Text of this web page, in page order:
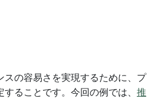
スの容易さを実現するために、プ
ることです。今回の例では、 推